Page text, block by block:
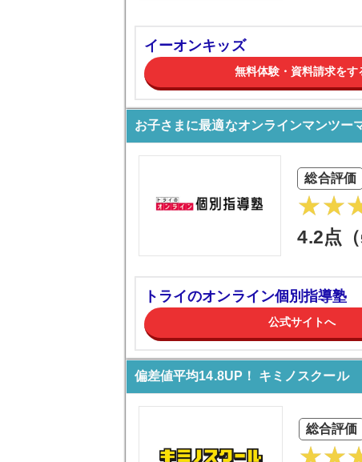
イーオンキッズ
無料体験・資料請求をす
お子さまに最適なオンラインマンツー
総合評価
4.2点（
トライのオンライン個別指導塾
公式サイトへ
偏差値平均14.8UP！ キミノスクール
総合評価